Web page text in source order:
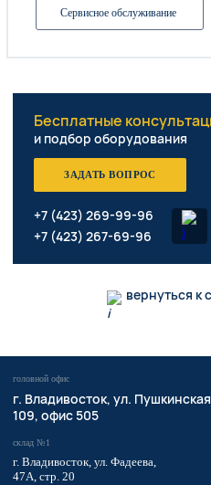
Сервисное обслуживание
Бесплатные
и подбор оборудования
ЗАДАТЬ ВОПРОС
+7 (423) 269-99-96
+7 (423) 267-69-96
вернуться к
головной офис
​г. Владивосток, ул.
109, офис 505
склад №1
г. Владивосток, ул. Фадеева,
47А, стр. 20